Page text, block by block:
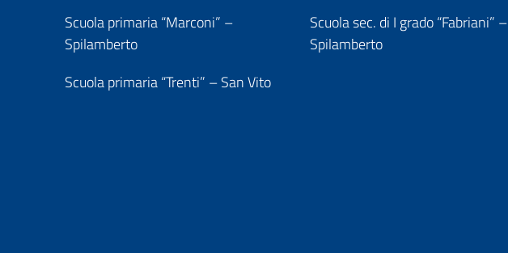
Scuola primaria “Marconi” –
Spilamberto
Scuola primaria “Trenti” – San Vito
Scuola sec. di I grado “Fabriani” –
Spilamberto